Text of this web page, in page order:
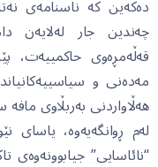
دەکەین کە ناسنامەی
چەندین جار لەلایەن
قەڵەمڕەوی حاکمییەت،
مەدەنی و
هەڵاواردنی بەربڵاوی
لەم ڕوانگەیەوە، یاسای
“نائاسایی” جیابوونەوەی